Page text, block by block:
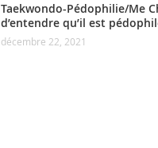
Taekwondo-Pédophilie/Me
d’entendre qu’il est
décembre 22, 2021